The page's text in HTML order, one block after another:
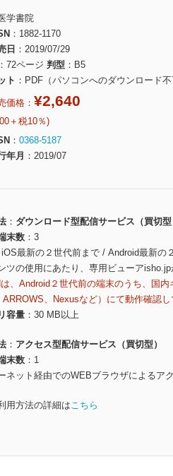
学書院
1882-1170
日
2019/07/29
72ページ 判型
B5
ト
PDF（パソコンへのダウンロード不
価格： ¥2,640
＋税10％)
0368-5187
年月
2019/07
ダウンロード型配信サービス（買切型
末数
3
iOS最新の２世代前まで / Android最新の
ツの使用にあたり、専用ビューアisho.jp
、Android２世代前の端末のうち、国内
ARROWS、Nexusなど）にて動作確認し
容量
30 MB以上
アクセス型配信サービス（買切型）
末数
1
ネット経由でのWEBブラウザによるア
用方法の詳細はこちら